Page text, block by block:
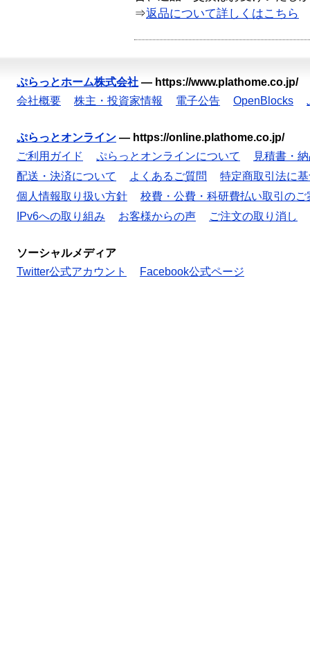
⇒返品について詳しくはこちら
ぷらっとホーム株式会社 — https://www.plathome.co.jp/
会社概要
株主・投資家情報 電子公告 OpenBlocks
ぷらっとオンライン — https://online.plathome.co.jp/
ご利用ガイド
ぷらっとオンラインについて
見積書・
配送・決済について
よくあるご質問
特定商取引法に
個人情報取り扱い方針
校費・公費・科研費払い取引のご
IPv6への取り組み
お客様からの声 ご注文の取り消し
ソーシャルメディア
Twitter公式アカウント
Facebook公式ページ